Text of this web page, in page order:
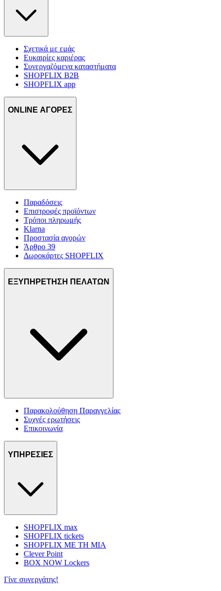
Σχετικά με εμάς
Ευκαιρίες καριέρας
Συνεργαζόμενα καταστήματα
SHOPFLIX B2B
SHOPFLIX app
ONLINE ΑΓΟΡΕΣ
Παραδόσεις
Επιστροφές προϊόντων
Τρόποι πληρωμής
Klarna
Προστασία αγορών
Άρθρο 39
Δωροκάρτες SHOPFLIX
ΕΞΥΠΗΡΕΤΗΣΗ ΠΕΛΑΤΩΝ
Παρακολούθηση Παραγγελίας
Συχνές ερωτήσεις
Επικοινωνία
ΥΠΗΡΕΣΙΕΣ
SHOPFLIX max
SHOPFLIX tickets
SHOPFLIX ΜΕ ΤΗ ΜΙΑ
Clever Point
BOX NOW Lockers
Γίνε συνεργάτης!